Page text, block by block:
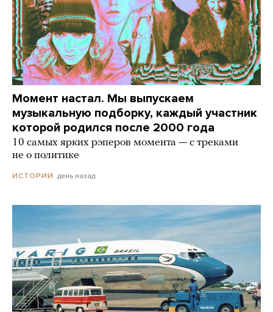
Момент настал. Мы выпускаем
музыкальную подборку, каждый участник
которой родился после 2000 года
10 самых ярких рэперов момента — с треками
не о политике
ИСТОРИИ день назад